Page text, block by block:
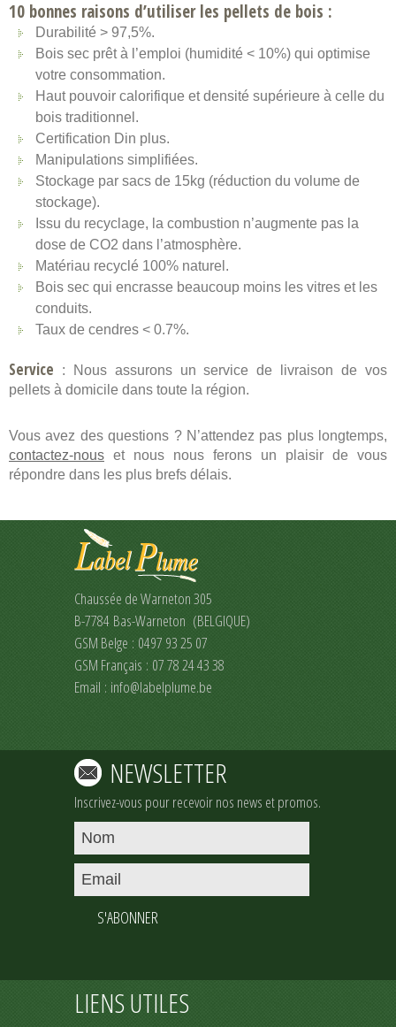
10 bonnes raisons d’utiliser les pellets de bois :
Durabilité > 97,5%.
Bois sec prêt à l’emploi (humidité < 10%) qui optimise
votre consommation.
Haut pouvoir calorifique et densité supérieure à celle du
bois traditionnel.
Certification Din plus.
Manipulations simplifiées.
Stockage par sacs de 15kg (réduction du volume de
stockage).
Issu du recyclage, la combustion n’augmente pas la
dose de CO2 dans l’atmosphère.
Matériau recyclé 100% naturel.
Bois sec qui encrasse beaucoup moins les vitres et les
conduits.
Taux de cendres < 0.7%.
Service : Nous assurons un service de livraison de vos
pellets à domicile dans toute la région.
Vous avez des questions ? N’attendez pas plus longtemps,
contactez-nous et nous nous ferons un plaisir de vous
répondre dans les plus brefs délais.
Chaussée de Warneton 305
B-7784 Bas-Warneton (BELGIQUE)
GSM Belge : 0497 93 25 07
GSM Français : 07 78 24 43 38
Email : info@labelplume.be
NEWSLETTER
Inscrivez-vous pour recevoir nos news et promos.
S'ABONNER
LIENS UTILES